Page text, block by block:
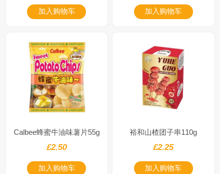
加入购物车 加入购物车
Calbee蜂蜜牛油味薯片55g
£2.50
加入购物车
裕和山楂团子串110g
£2.25
加入购物车